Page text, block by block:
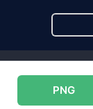
PNG